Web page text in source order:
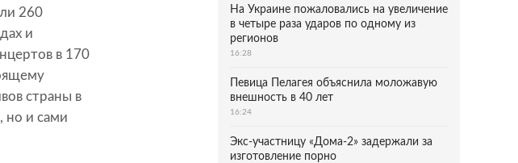
260
и
в 170
страны в
но и сами
На Украине пожаловались на увеличение
в четыре раза ударов по одному из
регионов
16:28
Певица Пелагея объяснила моложавую
внешность в 40 лет
16:24
Экс-участницу «Дома-2» задержали за
изготовление порно